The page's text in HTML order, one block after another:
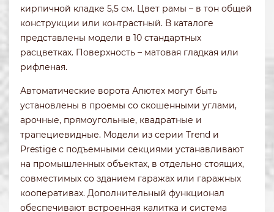
кирпичной кладке 5,5 см. Цвет рамы – в тон общей
конструкции или контрастный. В каталоге
представлены модели в 10 стандартных
расцветках. Поверхность – матовая гладкая или
рифленая.
Автоматические ворота Алютех могут быть
установлены в проемы со скошенными углами,
арочные, прямоугольные, квадратные и
трапециевидные. Модели из серии Trend и
Prestige с подъемными секциями устанавливают
на промышленных объектах, в отдельно стоящих,
совместимых со зданием гаражах или гаражных
кооперативах. Дополнительный функционал
обеспечивают встроенная калитка и система